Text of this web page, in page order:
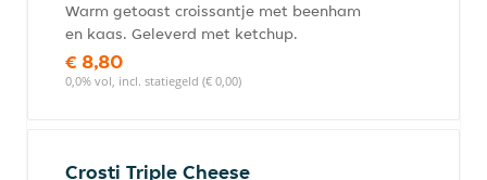
Warm getoast croissantje met beenham
en kaas. Geleverd met ketchup.
€ 8,80
0,0% vol, incl. statiegeld (€ 0,00)
Crosti Triple Cheese